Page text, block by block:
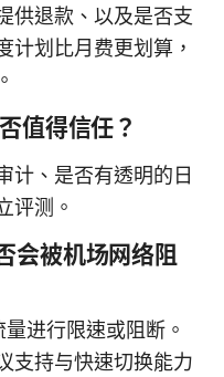
供退款、以及是否支
计划比月费更划算，
值得信任？
计、是否有透明的日
评测。
会被机场网络阻
进行限速或阻断。
支持与快速切换能力